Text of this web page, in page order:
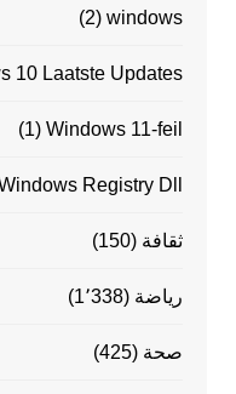
windows
(2)
10 Laatste Updates
Windows 11-feil
(1)
Registry Dll
ثقافة (150)
رياضة (1٬338)
صحة (425)